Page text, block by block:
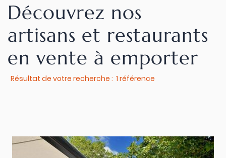
Découvrez nos
artisans et restaurants
en vente à emporter
Résultat de votre recherche : 1 référence